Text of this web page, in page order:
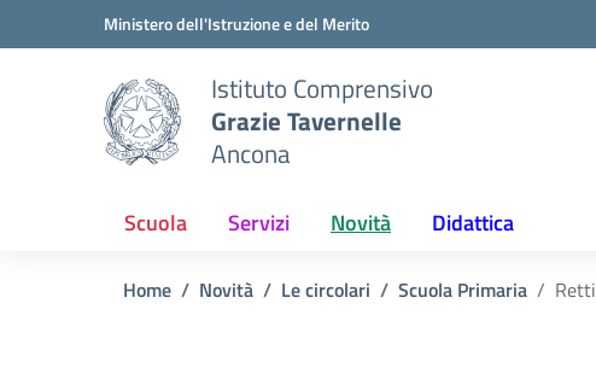
Vai ai contenuti
Vai al menu di navigazioneMinistero dell'Istruzione e del Merito
Istituto Comprensivo
Grazie Tavernelle
Ancona
Scuola Servizi Novità Didattica
Home Novità Le circolari Scuola Primaria